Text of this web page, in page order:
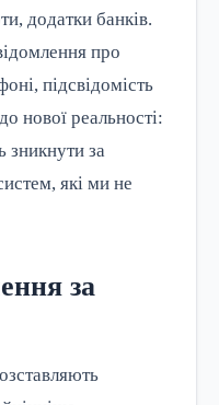
додатки банків.
про
підсвідомість
нової реальності:
зникнути за
які ми не
за